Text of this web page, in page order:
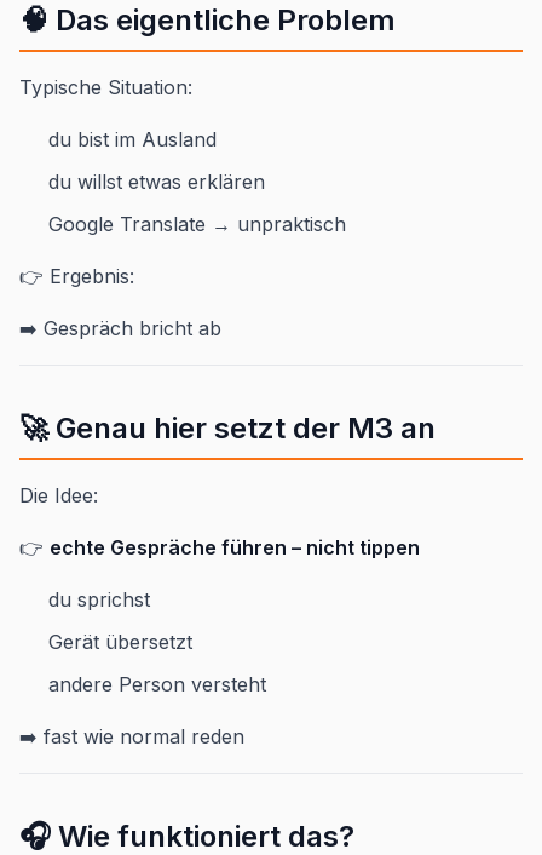
🧠 Das eigentliche Problem
Typische Situation:
du bist im Ausland
du willst etwas erklären
Google Translate → unpraktisch
👉 Ergebnis:
➡️ Gespräch bricht ab
🚀 Genau hier setzt der M3 an
Die Idee:
👉 echte Gespräche führen – nicht tippen
du sprichst
Gerät übersetzt
andere Person versteht
➡️ fast wie normal reden
🎧 Wie funktioniert das?